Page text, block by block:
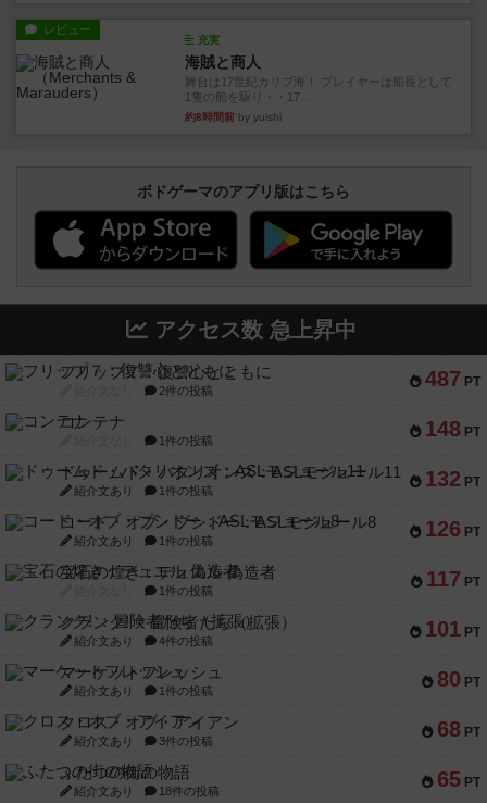
レビュー
充実
海賊と商人
舞台は17世紀カリブ海！ プレイヤーは船長として
1隻の船を駆り・・17...
約8時間前 by yuishi
ボドゲーマのアプリ版はこちら
アクセス数 急上昇中
487 PT
フリップ７：復讐心とともに
2件の投稿
148 PT
コンテナ
1件の投稿
132 PT
ドゥームド・バタリオンズ：ASLモジュール11
紹介文あり 1件の投稿
126 PT
コード・オブ・ブシドー：ASLモジュール8
紹介文あり 1件の投稿
117 PT
宝石の煌き：デュエル 偽造者
1件の投稿
101 PT
クランク! ：冒険者たち（拡張）
紹介文あり 4件の投稿
80 PT
マーケットフレッシュ
紹介文あり 1件の投稿
68 PT
クロス・オブ・アイアン
紹介文あり 3件の投稿
65 PT
ふたつの街の物語
紹介文あり 18件の投稿